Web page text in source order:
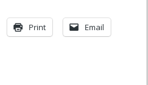
Print Email